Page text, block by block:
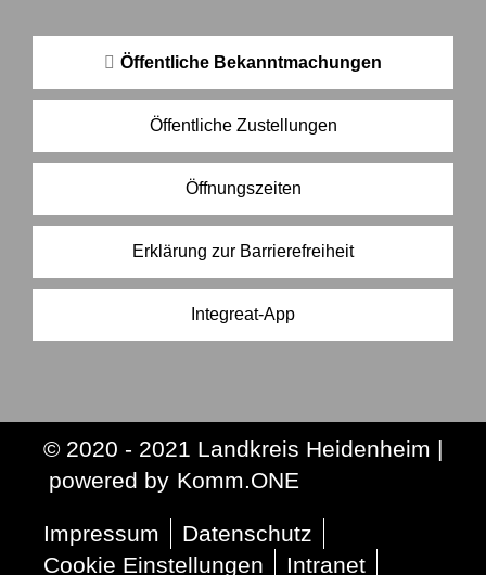
Öffentliche Bekanntmachungen
Öffentliche Zustellungen
Öffnungszeiten
Erklärung zur Barrierefreiheit
Integreat-App
© 2020 - 2021 Landkreis Heidenheim |
powered by Komm.ONE
Impressum
Datenschutz
Cookie Einstellungen
Intranet